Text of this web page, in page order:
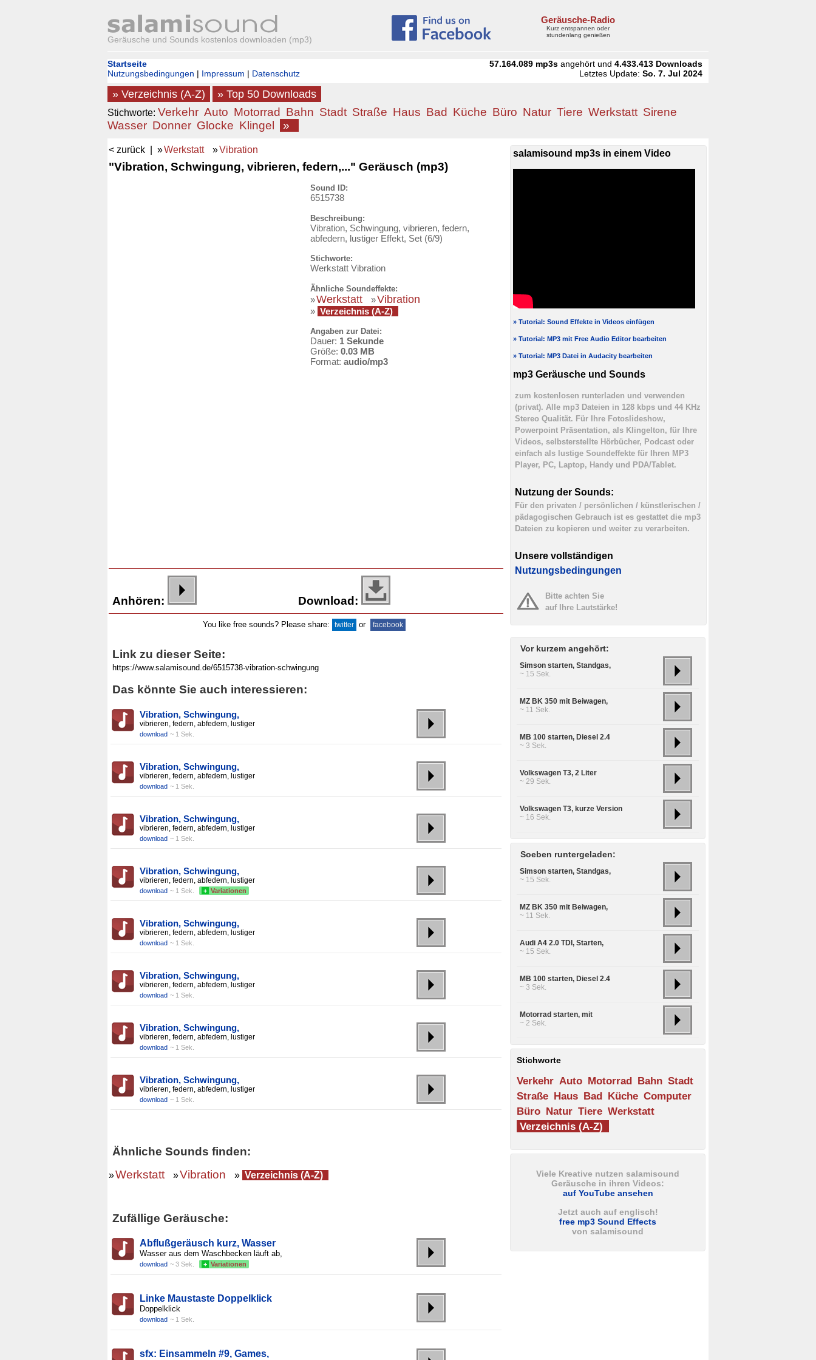
Geräusche und Sounds kostenlos downloaden (mp3)
Geräusche-Radio
Kurz entspannen oder
stundenlang genießen
Startseite
Nutzungsbedingungen | Impressum | Datenschutz
57.164.089 mp3s angehört und4.433.413 Downloads
Letztes Update:So. 7. Jul 2024
» Verzeichnis (A-Z) » Top 50 Downloads
Stichworte: Verkehr Auto Motorrad Bahn Stadt Straße Haus Bad Küche Büro Natur Tiere Werkstatt Sirene
Wasser Donner Glocke Klingel »
< zurück | »Werkstatt »Vibration
"Vibration, Schwingung, vibrieren, federn,..." Geräusch (mp3)
Sound ID:
6515738
Beschreibung:
Vibration, Schwingung, vibrieren, federn,
abfedern, lustiger Effekt, Set (6/9)
Stichworte:
Werkstatt Vibration
Ähnliche Soundeffekte:
»Werkstatt »Vibration
» Verzeichnis (A-Z)
Angaben zur Datei:
Dauer: 1 Sekunde
Größe: 0.03 MB
Format: audio/mp3
Anhören: Download:
You like free sounds? Please share: twitter or facebook
Link zu dieser Seite:
Das könnte Sie auch interessieren:
Vibration, Schwingung,
vibrieren, federn, abfedern, lustiger
download ~ 1 Sek.
Vibration, Schwingung,
vibrieren, federn, abfedern, lustiger
download ~ 1 Sek.
Vibration, Schwingung,
vibrieren, federn, abfedern, lustiger
download ~ 1 Sek.
Vibration, Schwingung,
vibrieren, federn, abfedern, lustiger
download ~ 1 Sek. + Variationen
Vibration, Schwingung,
vibrieren, federn, abfedern, lustiger
download ~ 1 Sek.
Vibration, Schwingung,
vibrieren, federn, abfedern, lustiger
download ~ 1 Sek.
Vibration, Schwingung,
vibrieren, federn, abfedern, lustiger
download ~ 1 Sek.
Vibration, Schwingung,
vibrieren, federn, abfedern, lustiger
download ~ 1 Sek.
Ähnliche Sounds finden:
»Werkstatt »Vibration » Verzeichnis (A-Z)
Zufällige Geräusche:
Abflußgeräusch kurz, Wasser
Wasser aus dem Waschbecken läuft ab,
download ~ 3 Sek. + Variationen
Linke Maustaste Doppelklick
Doppelklick
download ~ 1 Sek.
sfx: Einsammeln #9, Games,
salamisound mp3s in einem Video
» Tutorial: Sound Effekte in Videos einfügen
» Tutorial: MP3 mit Free Audio Editor bearbeiten
» Tutorial: MP3 Datei in Audacity bearbeiten
mp3 Geräusche und Sounds
zum kostenlosen runterladen und verwenden
(privat). Alle mp3 Dateien in 128 kbps und 44 KHz
Stereo Qualität. Für Ihre Fotoslideshow,
Powerpoint Präsentation, als Klingelton, für Ihre
Videos, selbsterstellte Hörbücher, Podcast oder
einfach als lustige Soundeffekte für Ihren MP3
Player, PC, Laptop, Handy und PDA/Tablet.
Nutzung der Sounds:
Für den privaten / persönlichen / künstlerischen /
pädagogischen Gebrauch ist es gestattet die mp3
Dateien zu kopieren und weiter zu verarbeiten.
Unsere vollständigen
Nutzungsbedingungen
Bitte achten Sie
auf Ihre Lautstärke!
Vor kurzem angehört:
Simson starten, Standgas,
~ 15 Sek.
MZ BK 350 mit Beiwagen,
~ 11 Sek.
MB 100 starten, Diesel 2.4
~ 3 Sek.
Volkswagen T3, 2 Liter
~ 29 Sek.
Volkswagen T3, kurze Version
~ 16 Sek.
Soeben runtergeladen:
Simson starten, Standgas,
~ 15 Sek.
MZ BK 350 mit Beiwagen,
~ 11 Sek.
Audi A4 2.0 TDI, Starten,
~ 15 Sek.
MB 100 starten, Diesel 2.4
~ 3 Sek.
Motorrad starten, mit
~ 2 Sek.
Stichworte
Verkehr Auto Motorrad Bahn Stadt
Straße Haus Bad Küche Computer
Büro Natur Tiere Werkstatt
Verzeichnis (A-Z)
Viele Kreative nutzen salamisound
Geräusche in ihren Videos:
auf YouTube ansehen
Jetzt auch auf englisch!
free mp3 Sound Effects
von salamisound